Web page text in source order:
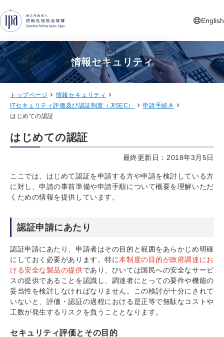
English
新しいタ
目的別 検索 お問い合わせ メニュー
情報セキュリティ
トップページ
情報セキュリティ
ITセキュリティ評価及び認証制度（JISEC）
申請手続き
はじめての認証
はじめての認証
最終更新日：2018年3月5日
ここでは、はじめて認証を申請する方や申請を検討している方
に対し、申請の事前準備や申請手順について概要を理解いただ
くための情報を提供しています。
認証申請にあたり
認証申請にあたり、申請者はその目的と範囲をあらかじめ明確
にしておく必要があります。特に本制度の目的が政府調達にお
ける安全な製品の提供であり、ひいては国民への安全なサービ
スの提供であることを認識し、調達者にとっての要件や機能の
妥当性を検討しなければなりません。この検討が十分にされて
いないと、評価・認証の過程における是正等で無駄なコストや
工数が発生するリスクを負うこととなります。
セキュリティ評価とその目的